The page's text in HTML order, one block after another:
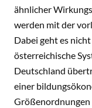
ähnlicher
werden mit der
Dabei geht es
österreichische
Deutschland
einer
Größenordnungen